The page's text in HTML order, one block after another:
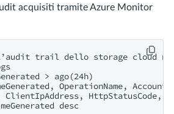
acquisiti tramite Azure Monitor
trail dello storage cloud
> ago(24h)
OperationName,
ClientIpAddress, HttpStatusCode,